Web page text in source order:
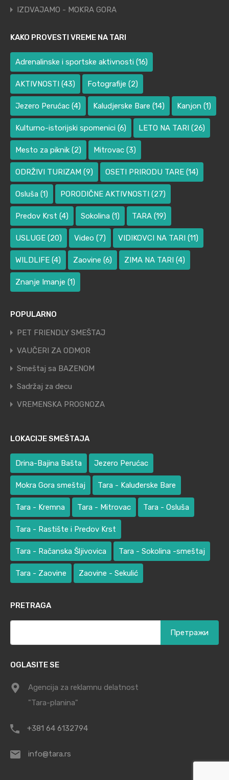
IZDVAJAMO - MOKRA GORA
KAKO PROVESTI VREME NA TARI
Adrenalinske i sportske aktivnosti (16)
AKTIVNOSTI (43) Fotografije (2)
Jezero Perućac (4) Kaludjerske Bare (14) Kanjon (1)
Kulturno-istorijski spomenici (6) LETO NA TARI (26)
Mesto za piknik (2) Mitrovac (3)
ODRŽIVI TURIZAM (9) OSETI PRIRODU TARE (14)
Osluša (1) PORODIČNE AKTIVNOSTI (27)
Predov Krst (4) Sokolina (1) TARA (19)
USLUGE (20) Video (7) VIDIKOVCI NA TARI (11)
WILDLIFE (4) Zaovine (6) ZIMA NA TARI (4)
Znanje Imanje (1)
POPULARNO
PET FRIENDLY SMEŠTAJ
VAUČERI ZA ODMOR
Smeštaj sa BAZENOM
Sadržaj za decu
VREMENSKA PROGNOZA
LOKACIJE SMEŠTAJA
Drina-Bajina Bašta Jezero Perućac
Mokra Gora smeštaj Tara - Kaluđerske Bare
Tara - Kremna Tara - Mitrovac Tara - Osluša
Tara - Rastište i Predov Krst
Tara - Račanska Šljivovica Tara - Sokolina -smeštaj
Tara - Zaovine Zaovine - Sekulić
PRETRAGA
OGLASITE SE
Agencija za reklamnu delatnost
"Tara-planina"
+381 64 6132794
info@tara.rs